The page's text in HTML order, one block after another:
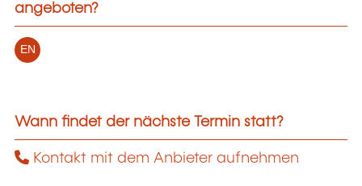
angeboten?
EN
Wann findet der nächste Termin statt?
Kontakt mit dem Anbieter aufnehmen